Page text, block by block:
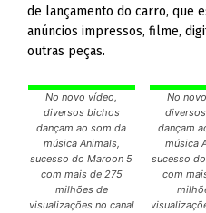
de lançamento do carro, que
anúncios impressos, filme,
outras peças.
No novo vídeo,
diversos bichos
dançam ao som da
música Animals,
sucesso do Maroon 5
com mais de 275
milhões de
visualizações no canal
No
dançam
música
sucesso
com